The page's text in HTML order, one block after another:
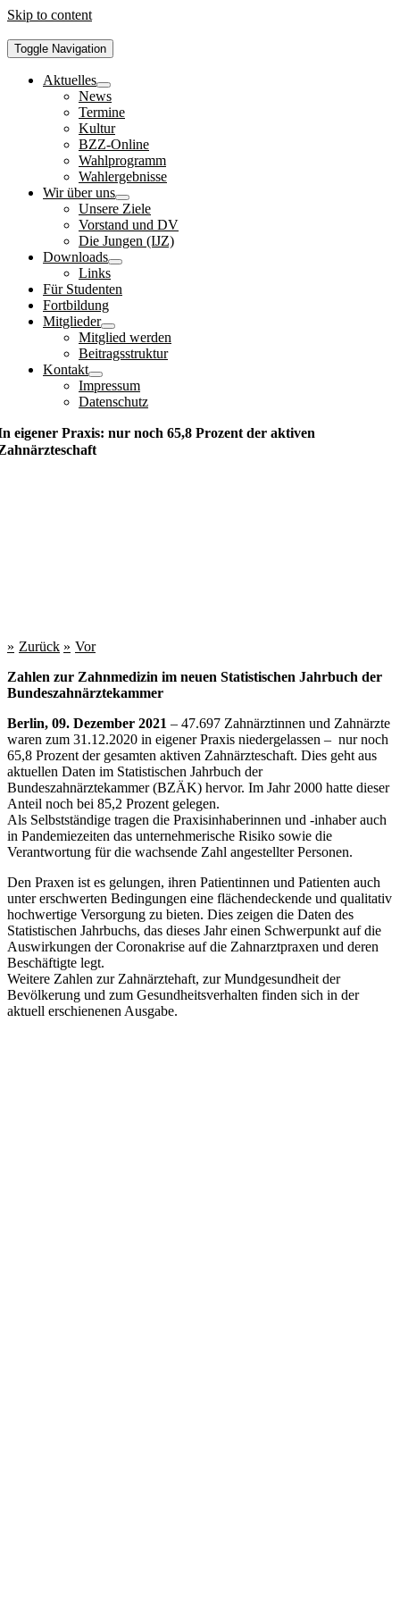
Skip to content
Toggle Navigation
Aktuelles
News
Termine
Kultur
BZZ-Online
Wahlprogramm
Wahlergebnisse
Wir über uns
Unsere Ziele
Vorstand und DV
Die Jungen (IJZ)
Downloads
Links
Für Studenten
Fortbildung
Mitglieder
Mitglied werden
Beitragsstruktur
Kontakt
Impressum
Datenschutz
eigener Praxis: nur noch 65,8 Prozent der aktiven
Zurück
Vor
Zahlen zur Zahnmedizin im neuen Statistischen Jahrbuch der
Bundeszahnärztekammer
Berlin, 09. Dezember 2021 – 47.697 Zahnärztinnen und Zahnärzte
waren zum 31.12.2020 in eigener Praxis niedergelassen – nur noch
65,8 Prozent der gesamten aktiven Zahnärzteschaft. Dies geht aus
aktuellen Daten im Statistischen Jahrbuch der
Bundeszahnärztekammer (BZÄK) hervor. Im Jahr 2000 hatte dieser
Anteil noch bei 85,2 Prozent gelegen.
Als Selbstständige tragen die Praxisinhaberinnen und -inhaber auch
in Pandemiezeiten das unternehmerische Risiko sowie die
Verantwortung für die wachsende Zahl angestellter Personen.
Den Praxen ist es gelungen, ihren Patientinnen und Patienten auch
unter erschwerten Bedingungen eine flächendeckende und qualitativ
hochwertige Versorgung zu bieten. Dies zeigen die Daten des
Statistischen Jahrbuchs, das dieses Jahr einen Schwerpunkt auf die
Auswirkungen der Coronakrise auf die Zahnarztpraxen und deren
Beschäftigte legt.
Weitere Zahlen zur Zahnärztehaft, zur Mundgesundheit der
Bevölkerung und zum Gesundheitsverhalten finden sich in der
aktuell erschienenen Ausgabe.